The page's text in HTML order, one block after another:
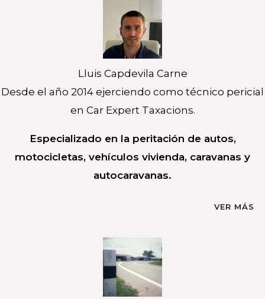
Lluis Capdevila Carne
Desde el año 2014 ejerciendo como técnico pericial
en Car Expert Taxacions.
Especializado en la peritación de autos,
motocicletas, vehículos vivienda, caravanas y
autocaravanas.
VER MÁS